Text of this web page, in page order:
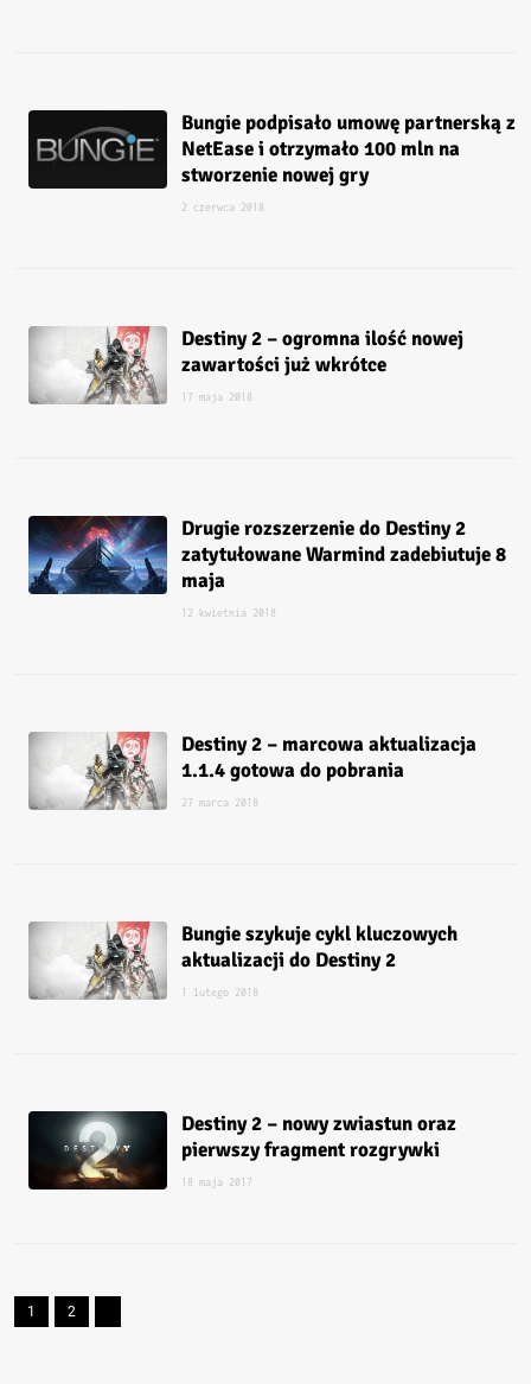
Bungie podpisało umowę partnerską z
NetEase i otrzymało 100 mln na
stworzenie nowej gry
2 czerwca 2018
Destiny 2 – ogromna ilość nowej
zawartości już wkrótce
17 maja 2018
Drugie rozszerzenie do Destiny 2
zatytułowane Warmind zadebiutuje 8
maja
12 kwietnia 2018
Destiny 2 – marcowa aktualizacja
1.1.4 gotowa do pobrania
27 marca 2018
Bungie szykuje cykl kluczowych
aktualizacji do Destiny 2
1 lutego 2018
Destiny 2 – nowy zwiastun oraz
pierwszy fragment rozgrywki
18 maja 2017
1 2